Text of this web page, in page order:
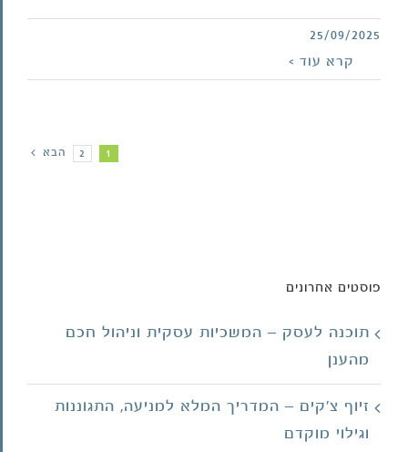
25/09/2025
קרא עוד >
1
2 הבא
פוסטים אחרונים
תוכנה לעסק – המשכיות עסקית וניהול חכם
מהענן
זיוף צ'קים – המדריך המלא למניעה, התגוננות
וגילוי מוקדם